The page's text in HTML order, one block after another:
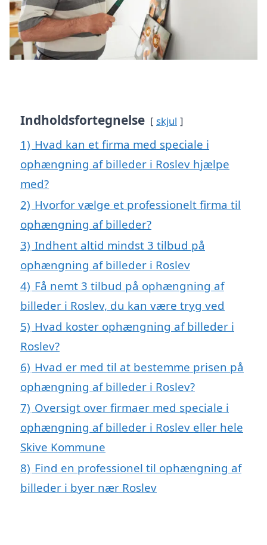
Indholdsfortegnelse skjul
1) Hvad kan et firma med speciale i
ophængning af billeder i Roslev hjælpe
med?
2) Hvorfor vælge et professionelt firma til
ophængning af billeder?
3) Indhent altid mindst 3 tilbud på
ophængning af billeder i Roslev
4) Få nemt 3 tilbud på ophængning af
billeder i Roslev, du kan være tryg ved
5) Hvad koster ophængning af billeder i
Roslev?
6) Hvad er med til at bestemme prisen på
ophængning af billeder i Roslev?
7) Oversigt over firmaer med speciale i
ophængning af billeder i Roslev eller hele
Skive Kommune
8) Find en professionel til ophængning af
billeder i byer nær Roslev